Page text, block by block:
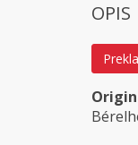
OPIS